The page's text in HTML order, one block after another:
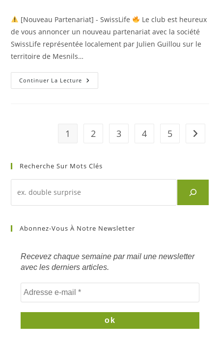
la
publication :
[Nouveau Partenariat] - SwissLife
Le club est heureux
de vous annoncer un nouveau partenariat avec la société
SwissLife représentée localement par Julien Guillou sur le
territoire de Mesnils…
Continuer La Lecture Nouveau
Partenariat
1 2 3 4 5 Aller à
Recherche Sur Mots Clés
d'un
mots
Abonnez-Vous À Notre Newsletter
Recevez chaque semaine par mail une newsletter
avec les derniers articles.